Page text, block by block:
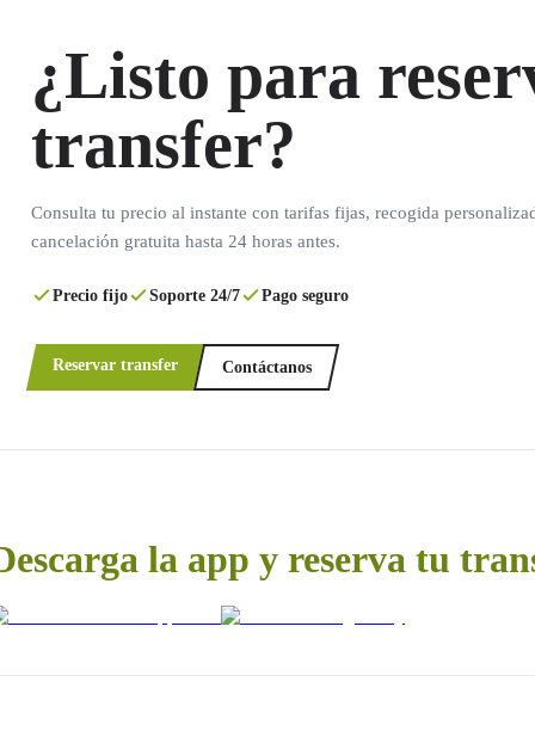
¿Listo para
transfer?
Consulta tu precio al instante con tarifas fijas, recogida
cancelación gratuita hasta 24 horas antes.
Precio fijo Soporte 24/7 Pago seguro
Reservar transfer Contáctanos
la app y reserva tu